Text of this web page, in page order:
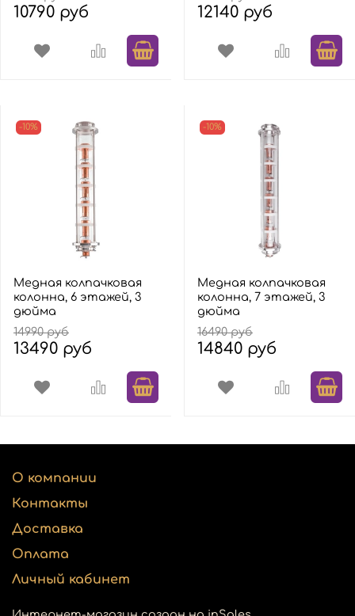
10790 руб 12140 руб
-10%
Медная колпачковая
колонна, 6 этажей, 3
дюйма
14990 руб
13490 руб
-10%
Медная колпачковая
колонна, 7 этажей, 3
дюйма
16490 руб
14840 руб
О компании
Контакты
Доставка
Оплата
Личный кабинет